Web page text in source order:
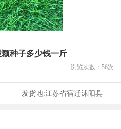
种子多少钱一斤
浏览次数： 56次
发货地:江苏省宿迁沭阳县